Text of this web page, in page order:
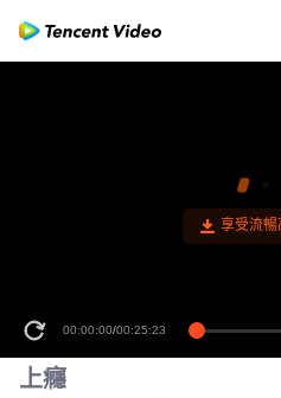
00:00:00/00:25:23
上癮